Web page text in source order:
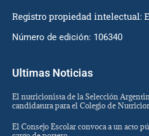
Registro propiedad intelectual:
Número de edición: 106340
Ultimas Noticias
El nutricionista de la Selección
candidatura para el Colegio de
El Consejo Escolar convoca a un acto